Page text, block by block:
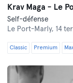
Krav Maga - Le
Self-défense
Le Port-Marly, 14
Classic Premium